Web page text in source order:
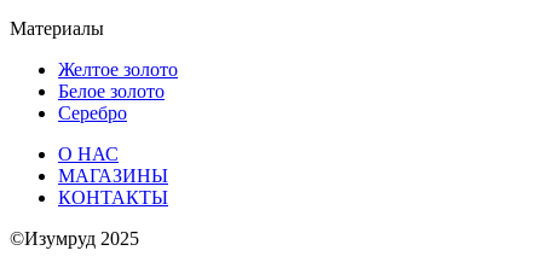
Материалы
Желтое золото
Белое золото
Серебро
О НАС
МАГАЗИНЫ
КОНТАКТЫ
©Изумруд 2025